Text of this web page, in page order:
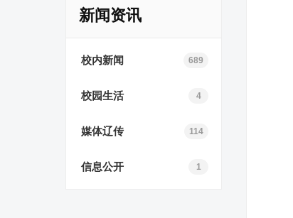
新闻资讯
校内新闻 689
校园生活 4
媒体辽传 114
信息公开 1